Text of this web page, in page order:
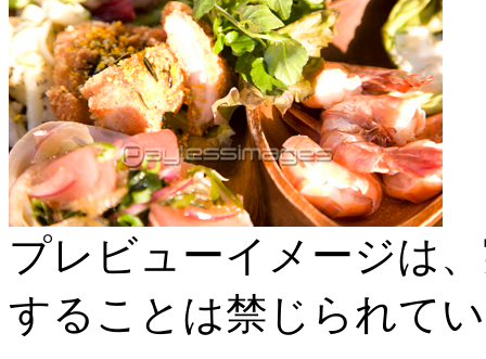
プレビューイメージは
することは禁じられて